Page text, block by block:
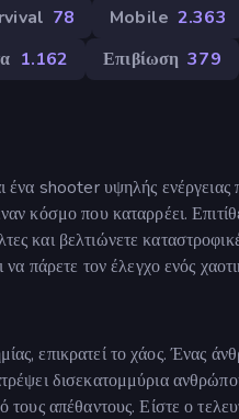
78 Mobile 2.363
1.162 Επιβίωση 379
shooter υψηλής ενέργειας
κόσμο που καταρρέει.
και βελτιώνετε
να πάρετε τον έλεγχο ενός
επικρατεί το χάος. Ένας
δισεκατομμύρια
τους απέθαντους. Είστε ο